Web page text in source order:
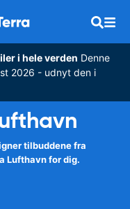
i hele verden Denne
2026 - udnyt den i
tilbuddene fra
Lufthavn for dig.